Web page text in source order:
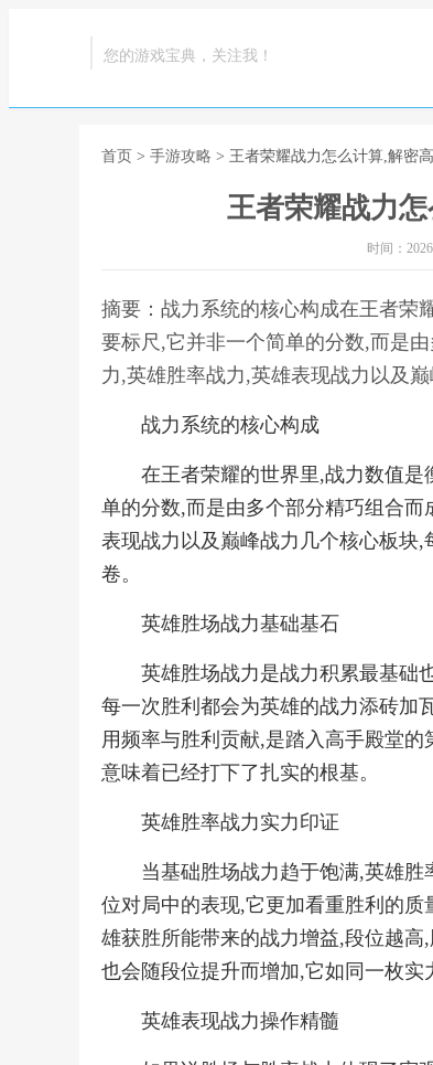
您的游戏宝典，关注我！
首页 > 手游攻略 > 王者荣耀战力怎么计算,解密
王者荣耀战力
时间：
摘要：战力系统的核心构成在王者荣
要标尺,它并非一个简单的分数,而是
力,英雄胜率战力,英雄表现战力以及
战力系统的核心构成
在王者荣耀的世界里,战力数值
单的分数,而是由多个部分精巧组合
表现战力以及巅峰战力几个核心板块
卷。
英雄胜场战力基础基石
英雄胜场战力是战力积累最基础
每一次胜利都会为英雄的战力添砖加
用频率与胜利贡献,是踏入高手殿堂
意味着已经打下了扎实的根基。
英雄胜率战力实力印证
当基础胜场战力趋于饱满,英雄
位对局中的表现,它更加看重胜利的
雄获胜所能带来的战力增益,段位越
也会随段位提升而增加,它如同一枚实
英雄表现战力操作精髓